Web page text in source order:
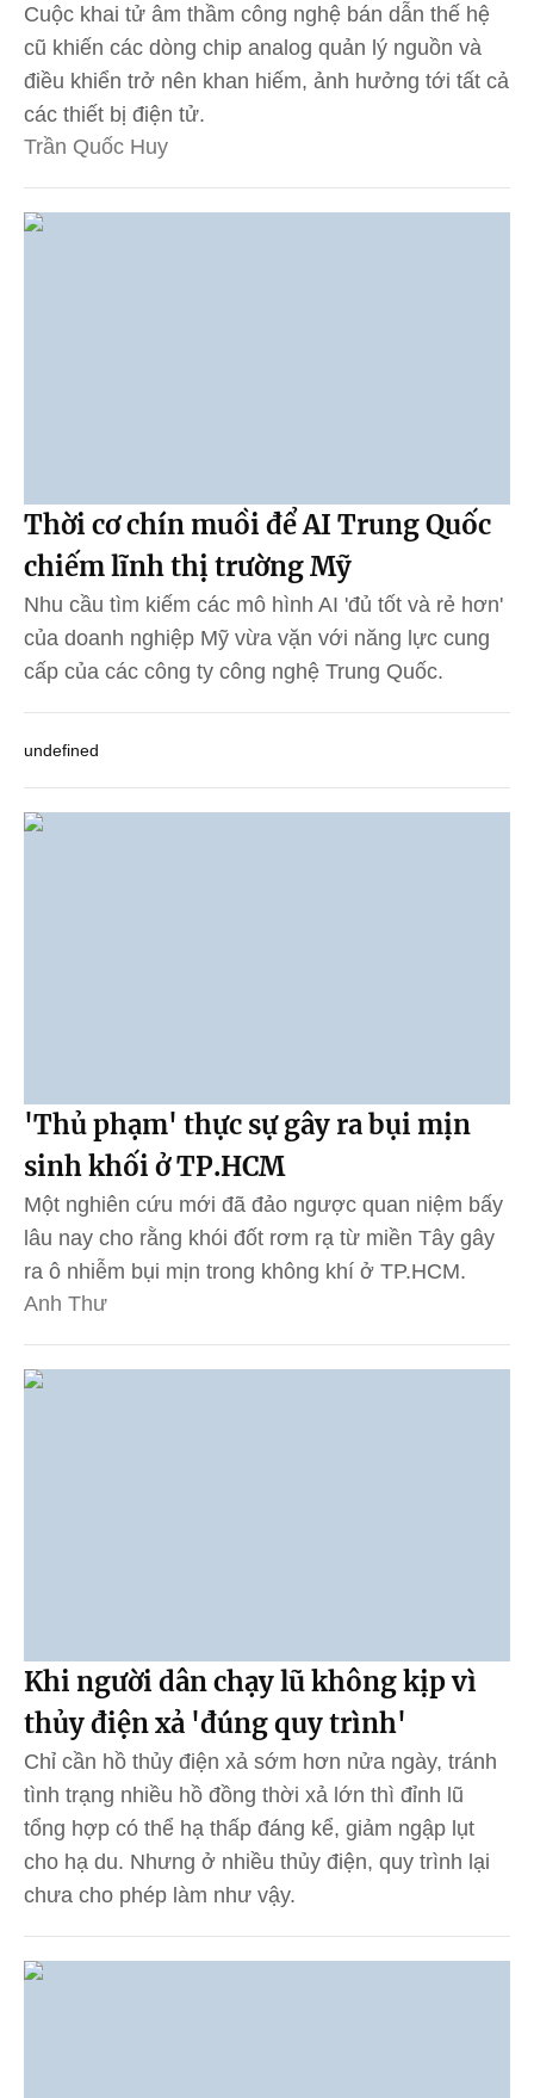
Cuộc khai tử âm thầm công nghệ bán dẫn thế hệ
cũ khiến các dòng chip analog quản lý nguồn và
điều khiển trở nên khan hiếm, ảnh hưởng tới tất cả
các thiết bị điện tử.
Trần Quốc Huy
Thời cơ chín muồi để AI Trung Quốc
chiếm lĩnh thị trường Mỹ
Nhu cầu tìm kiếm các mô hình AI 'đủ tốt và rẻ hơn'
của doanh nghiệp Mỹ vừa vặn với năng lực cung
cấp của các công ty công nghệ Trung Quốc.
undefined
'Thủ phạm' thực sự gây ra bụi mịn
sinh khối ở TP.HCM
Một nghiên cứu mới đã đảo ngược quan niệm bấy
lâu nay cho rằng khói đốt rơm rạ từ miền Tây gây
ra ô nhiễm bụi mịn trong không khí ở TP.HCM.
Anh Thư
Khi người dân chạy lũ không kịp vì
thủy điện xả 'đúng quy trình'
Chỉ cần hồ thủy điện xả sớm hơn nửa ngày, tránh
tình trạng nhiều hồ đồng thời xả lớn thì đỉnh lũ
tổng hợp có thể hạ thấp đáng kể, giảm ngập lụt
cho hạ du. Nhưng ở nhiều thủy điện, quy trình lại
chưa cho phép làm như vậy.